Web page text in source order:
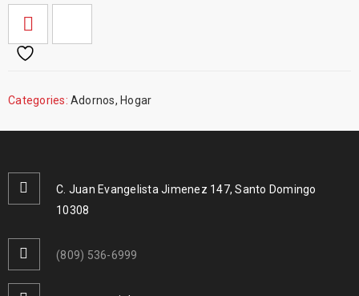
Categories: Adornos, Hogar
C. Juan Evangelista Jimenez 147, Santo Domingo
10308
(809) 536-6999